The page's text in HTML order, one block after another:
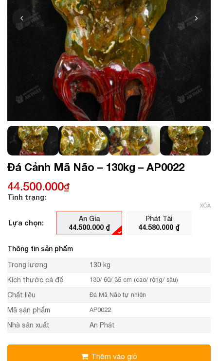
Đá Cảnh Mã Não – 130kg – AP0022
44.500.000₫
Tình trạng:
Lựa chọn:
An Gia
44.500.000 ₫
Phát Tài
44.580.000 ₫
XÓA
Thông tin sản phẩm
Trọng lượng
130 kg
Kích thước cả đế
130/ 60/ 35 cm (cao/ rộng/ sâu)
Chất liệu Đá Mã Não tự nhiên
Mã sản phẩm AP0022
Nhà sản xuất An Phát
Thêm vào giỏ